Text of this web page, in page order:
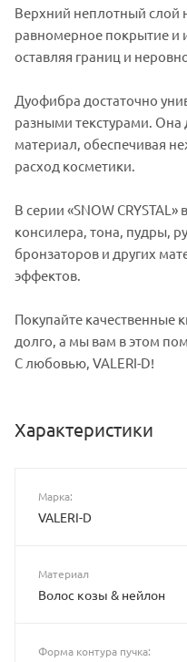
Верхний неплотный слой
равномерное покрытие и
оставляя границ и
Дуофибра достаточно
разными текстурами. Она
материал, обеспечивая
расход косметики.
В серии «SNOW
консилера, тона, пудры,
бронзаторов и других
эффектов.
Покупайте качественные
долго, а мы вам в этом
С любовью, VALERI-D!
Характеристики
Марка:
VALERI-D
Материал
Волос козы & нейлон
Форма контура пучка: